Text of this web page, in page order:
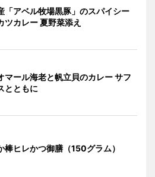
「アベル牧場黒豚」のスパイシー
ツカレー 夏野菜添え
マール海老と帆立貝のカレー サフ
とともに
棒ヒレかつ御膳（150グラム）